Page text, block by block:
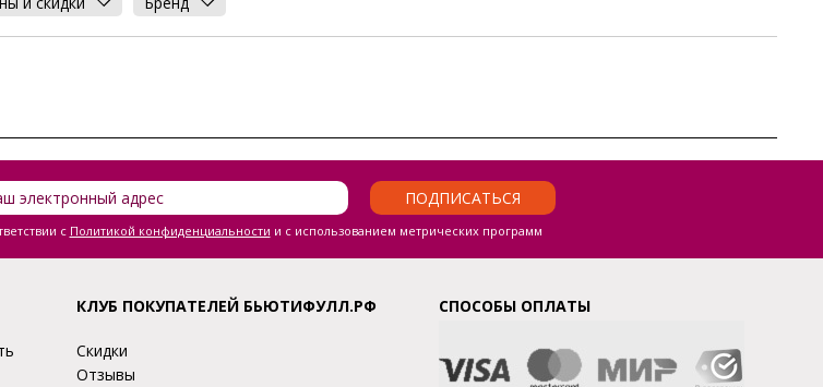
ПОДПИСАТЬСЯ
с Политикой конфиденциальности и с использованием метрических программ
КЛУБ ПОКУПАТЕЛЕЙ БЬЮТИФУЛЛ.РФ
Скидки
Отзывы
СПОСОБЫ ОПЛАТЫ